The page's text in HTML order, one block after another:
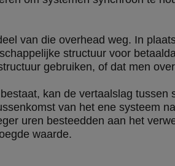
van die overhead weg. In
structuur voor
gebruiken, of dat men
kan de vertaalslag
van het ene systeem
uren besteedden aan het
waarde.